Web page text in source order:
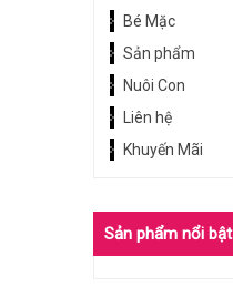
Bé Mặc
Sản phẩm
Nuôi Con
Liên hệ
Khuyến Mãi
Sản phẩm nổi bật